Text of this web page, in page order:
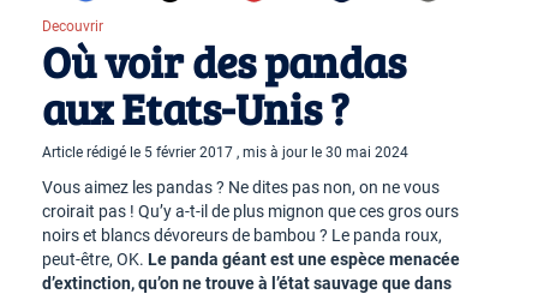
Decouvrir
Où voir des pandas
aux Etats-Unis ?
Article rédigé le 5 février 2017 , mis à jour le 30 mai 2024
Vous aimez les pandas ? Ne dites pas non, on ne vous
croirait pas ! Qu’y a-t-il de plus mignon que ces gros ours
noirs et blancs dévoreurs de bambou ? Le panda roux,
peut-être, OK. Le panda géant est une espèce menacée
d’extinction, qu’on ne trouve à l’état sauvage que dans